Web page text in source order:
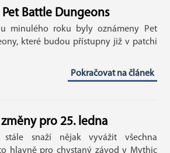
Pet Battle Dungeons
minulého roku byly oznámeny Pet
které budou přístupny již v patchi
Pokračovat na článek
pro 25. ledna
stále snaží nějak vyvážit všechna
hlavně pro chystaný závod v Mythic